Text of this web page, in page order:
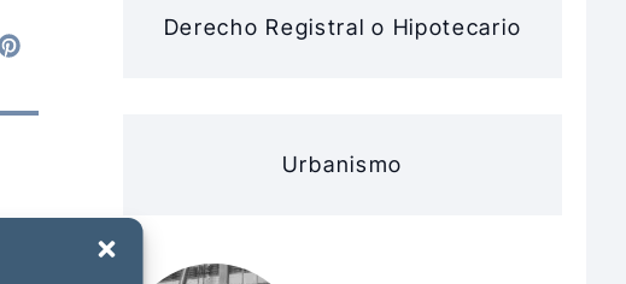
Derecho Registral o Hipotecario
Urbanismo